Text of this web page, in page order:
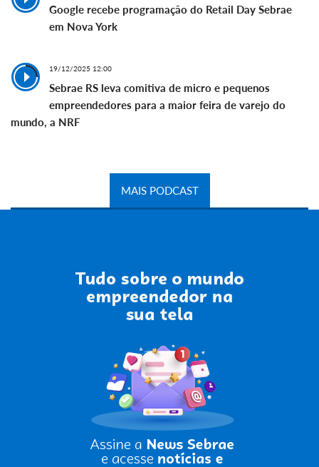
Google recebe programação do Retail Day Sebrae
em Nova York
19/12/2025 12:00
Sebrae RS leva comitiva de micro e pequenos
empreendedores para a maior feira de varejo do
mundo, a NRF
MAIS PODCAST